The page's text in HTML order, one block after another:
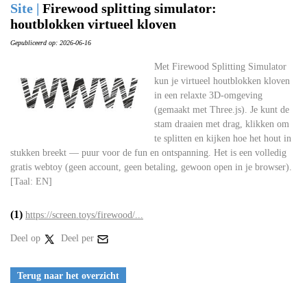
Site | Firewood splitting simulator:
houtblokken virtueel kloven
Gepubliceerd op: 2026-06-16
Met Firewood Splitting Simulator
kun je virtueel houtblokken kloven
in een relaxte 3D-omgeving
(gemaakt met Three.js). Je kunt de
stam draaien met drag, klikken om
te splitten en kijken hoe het hout in
stukken breekt — puur voor de fun en ontspanning. Het is een volledig
gratis webtoy (geen account, geen betaling, gewoon open in je browser).
[Taal: EN]
(1) https://screen.toys/firewood/...
Deel op Deel per
Terug naar het overzicht